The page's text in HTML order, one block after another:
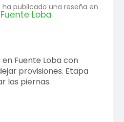
ha publicado una reseña en
Loba
Fuente Loba con
provisiones. Etapa
las piernas.